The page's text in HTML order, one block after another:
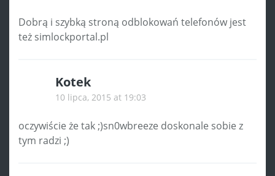
Dobrą i szybką stroną odblokowań telefonów jest
też simlockportal.pl
Kotek
10 lipca, 2015 at 19:03
oczywiście że tak ;)sn0wbreeze doskonale sobie z
tym radzi ;)